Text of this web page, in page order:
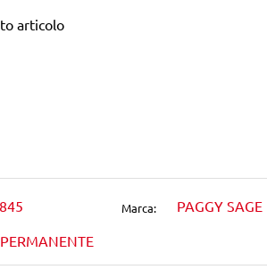
articolo
Marca: PAGGY SAGE